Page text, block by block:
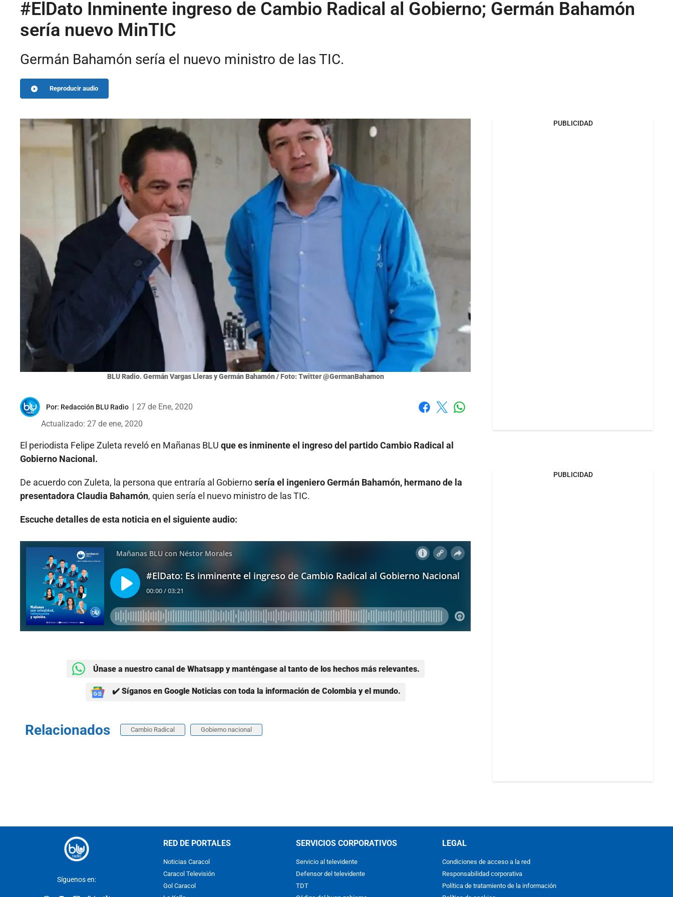
#ElDato Inminente ingreso de Cambio Radical al Gobierno; Germán Bahamón
sería nuevo MinTIC
Germán Bahamón sería el nuevo ministro de las TIC.
Reproducir audio
BLU Radio. Germán Vargas Lleras y Germán Bahamón / Foto: Twitter @GermanBahamon
Por: Redacción BLU Radio
27 de Ene, 2020
Actualizado: 27 de ene, 2020
El periodista Felipe Zuleta reveló en Mañanas BLU que es inminente el ingreso del partido Cambio Radical al
Gobierno Nacional.
De acuerdo con Zuleta, la persona que entraría al Gobiernosería el ingeniero Germán Bahamón, hermano de la
presentadora Claudia Bahamón, quien sería el nuevo ministro de las TIC.
Escuche detalles de esta noticia en el siguiente audio:
Únase a nuestro canal de Whatsapp y manténgase al tanto de los hechos más relevantes.
✔️ Síganos en Google Noticias con toda la información de Colombia y el mundo.
Relacionados Cambio Radical Gobierno nacional
PUBLICIDAD
PUBLICIDAD
Síguenos en:
RED DE PORTALES
Noticias Caracol
Caracol Televisión
Gol Caracol
SERVICIOS CORPORATIVOS
Servicio al televidente
Defensor del televidente
TDT
LEGAL
Condiciones de acceso a la red
Responsabilidad corporativa
Política de tratamiento de la información